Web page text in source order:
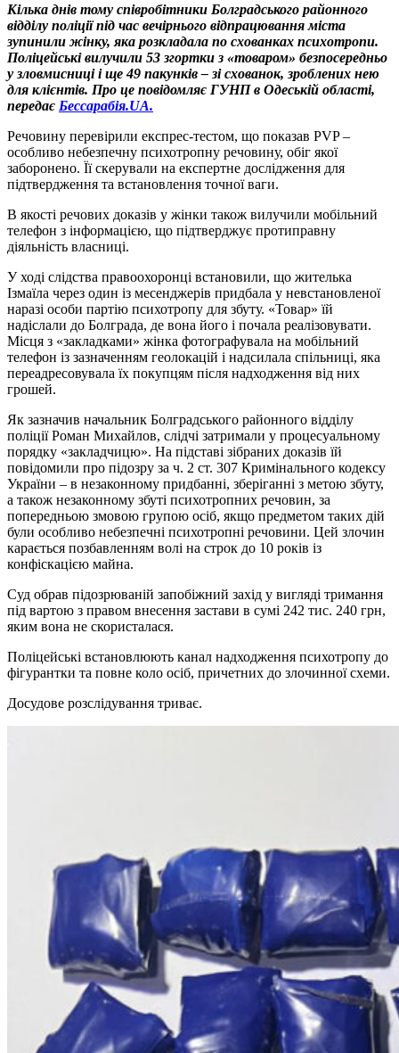
Кілька днів тому співробітники Болградського районного
відділу поліції під час вечірнього відпрацювання міста
зупинили жінку, яка розкладала по схованках психотропи.
Поліцейські вилучили 53 згортки з «товаром» безпосередньо
у зловмисниці і ще 49 пакунків – зі схованок, зроблених нею
для клієнтів. Про це повідомляє ГУНП в Одеській області,
передає Бессарабія.UA.
Речовину перевірили експрес-тестом, що показав PVP –
особливо небезпечну психотропну речовину, обіг якої
заборонено. Її скерували на експертне дослідження для
підтвердження та встановлення точної ваги.
В якості речових доказів у жінки також вилучили мобільний
телефон з інформацією, що підтверджує протиправну
діяльність власниці.
У ході слідства правоохоронці встановили, що жителька
Ізмаїла через один із месенджерів придбала у невстановленої
наразі особи партію психотропу для збуту. «Товар» їй
надіслали до Болграда, де вона його і почала реалізовувати.
Місця з «закладками» жінка фотографувала на мобільний
телефон із зазначенням геолокацій і надсилала спільниці, яка
переадресовувала їх покупцям після надходження від них
грошей.
Як зазначив начальник Болградського районного відділу
поліції Роман Михайлов, слідчі затримали у процесуальному
порядку «закладчицю». На підставі зібраних доказів їй
повідомили про підозру за ч. 2 ст. 307 Кримінального кодексу
України – в незаконному придбанні, зберіганні з метою збуту,
а також незаконному збуті психотропних речовин, за
попередньою змовою групою осіб, якщо предметом таких дій
були особливо небезпечні психотропні речовини. Цей злочин
карається позбавленням волі на строк до 10 років із
конфіскацією майна.
Суд обрав підозрюваній запобіжний захід у вигляді тримання
під вартою з правом внесення застави в сумі 242 тис. 240 грн,
яким вона не скористалася.
Поліцейські встановлюють канал надходження психотропу до
фігурантки та повне коло осіб, причетних до злочинної схеми.
Досудове розслідування триває.